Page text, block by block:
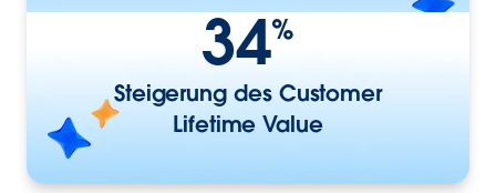
34%
Steigerung des Customer
Lifetime Value